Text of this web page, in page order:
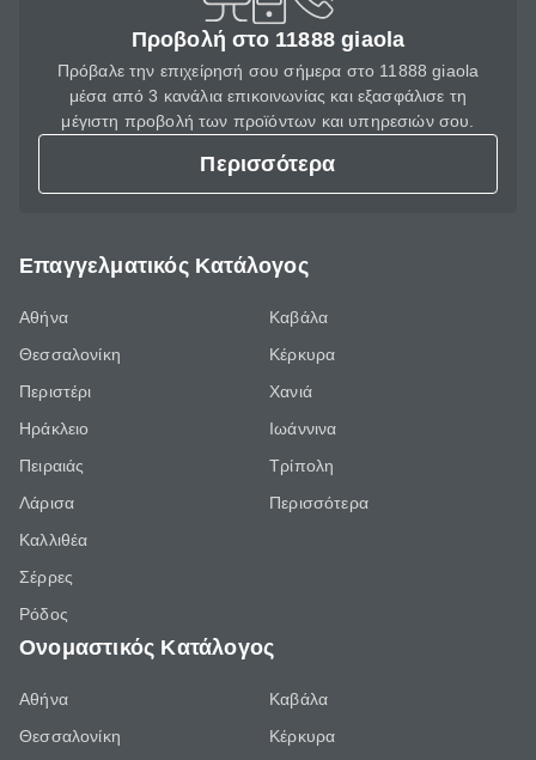
Προβολή στο 11888 giaola
Πρόβαλε την επιχείρησή σου σήμερα στο 11888 giaola
μέσα από 3 κανάλια επικοινωνίας και εξασφάλισε τη
μέγιστη προβολή των προϊόντων και υπηρεσιών σου.
Περισσότερα
Επαγγελματικός Κατάλογος
Αθήνα
Θεσσαλονίκη
Περιστέρι
Ηράκλειο
Πειραιάς
Λάρισα
Καλλιθέα
Σέρρες
Ρόδος
Καβάλα
Κέρκυρα
Χανιά
Ιωάννινα
Τρίπολη
Περισσότερα
Ονομαστικός Κατάλογος
Αθήνα
Θεσσαλονίκη
Καβάλα
Κέρκυρα